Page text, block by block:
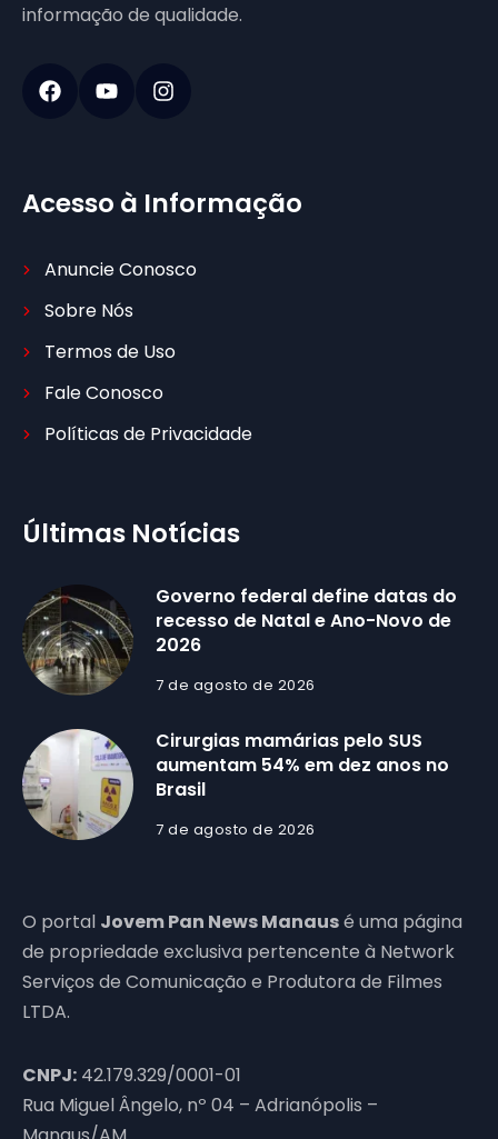
informação de qualidade.
Acesso à Informação
Anuncie Conosco
Sobre Nós
Termos de Uso
Fale Conosco
Políticas de Privacidade
Últimas Notícias
Governo federal define datas do
recesso de Natal e Ano-Novo de
2026
7 de agosto de 2026
Cirurgias mamárias pelo SUS
aumentam 54% em dez anos no
Brasil
7 de agosto de 2026
O portal Jovem Pan News Manausé uma página
de propriedade exclusiva pertencente à Network
Serviços de Comunicação e Produtora de Filmes
LTDA.
CNPJ: 42.179.329/0001-01
Rua Miguel Ângelo, nº 04 – Adrianópolis –